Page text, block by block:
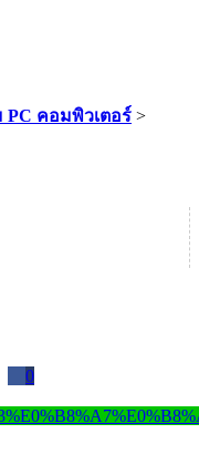
PC คอมพิวเตอร์ >
0